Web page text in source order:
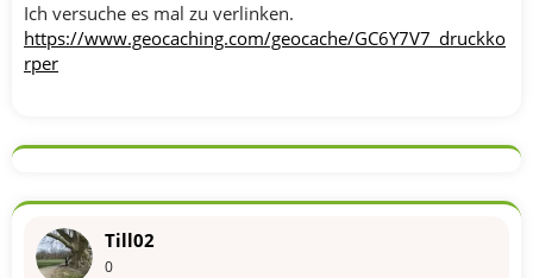
Ich versuche es mal zu verlinken.
https://www.geocaching.com/geocache/GC6Y7V7_druckko
rper
Till02
0